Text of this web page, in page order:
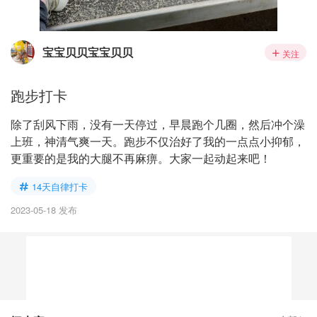
宝宝贝贝宝宝贝贝 关注
跑步打卡
除了刮风下雨，没有一天停过，早晨跑个几圈，然后冲个澡
上班，神清气爽一天。跑步不仅治好了我的一点点小抑郁，
更重要的是我的大腿不再麻痹。大家一起动起来吧！
14天自律打卡
2023-05-18 发布